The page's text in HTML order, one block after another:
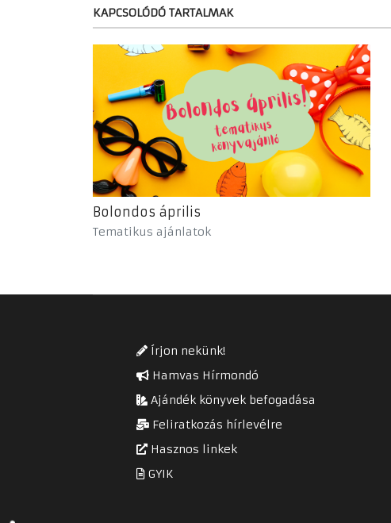
KAPCSOLÓDÓ TARTALMAK
Bolondos április
Tematikus ajánlatok
Írjon nekünk!
Hamvas Hírmondó
Ajándék könyvek befogadása
Feliratkozás hírlevélre
Hasznos linkek
GYIK